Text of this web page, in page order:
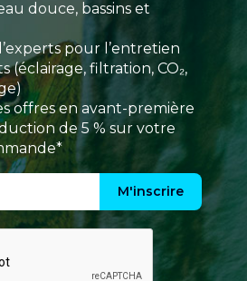
douce, bassins et
pour l’entretien
(éclairage, filtration, CO₂,
offres en avant-première
de 5 % sur votre
M'inscrire